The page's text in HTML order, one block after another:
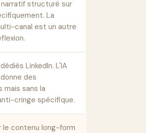
narratif structuré sur
La
canal est un autre
LinkedIn. L'IA
des
mais sans la
cringe spécifique.
le contenu long-form